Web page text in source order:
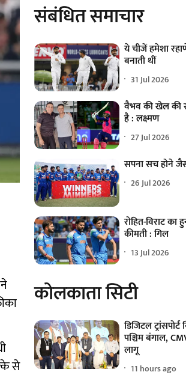
से
संबंधित समाचार
ये चीजें हमेशा
बनाती थीं
31 Jul 2026
वैभव की खेल की
है : लक्ष्मण
27 Jul 2026
सपना सच होने
26 Jul 2026
रोहित-विराट
कीमती : गिल
13 Jul 2026
कोलकाता सिटी
डिजिटल
पश्चिम बंगाल,
लागू
11 hours ago